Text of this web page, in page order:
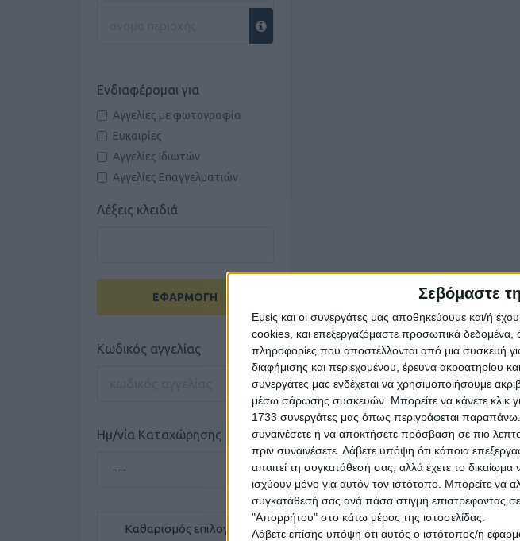
Σεβόμαστε
Εμείς και οι συνεργάτες μας αποθηκεύουμε και/ή
cookies, και επεξεργαζόμαστε προσωπικά δεδομένα,
πληροφορίες που αποστέλλονται από μια συσκευή
διαφήμισης και περιεχομένου, έρευνα ακροατηρίου
συνεργάτες μας ενδέχεται να χρησιμοποιήσουμε
μέσω σάρωσης συσκευών. Μπορείτε να κάνετε κλικ
1733 συνεργάτες μας όπως περιγράφεται παραπάνω.
συναινέσετε ή να αποκτήσετε πρόσβαση σε πιο
πριν συναινέσετε. Λάβετε υπόψη ότι κάποια
απαιτεί τη συγκατάθεσή σας, αλλά έχετε το
ισχύουν μόνο για αυτόν τον ιστότοπο. Μπορείτε να
συγκατάθεσή σας ανά πάσα στιγμή επιστρέφοντας
"Απορρήτου" στο κάτω μέρος της ιστοσελίδας.
Λάβετε επίσης υπόψη ότι αυτός ο ιστότοπος/η
Ενδιαφέρομαι για
Αγγελίες με φωτογραφία
Ευκαιρίες
Αγγελίες Ιδιωτών
Αγγελίες Επαγγελματιών
Λέξεις κλειδιά
ΕΦΑΡΜΟΓΗ
Κωδικός αγγελίας
Ημ/νία Καταχώρησης
Καθαρισμός επιλογών